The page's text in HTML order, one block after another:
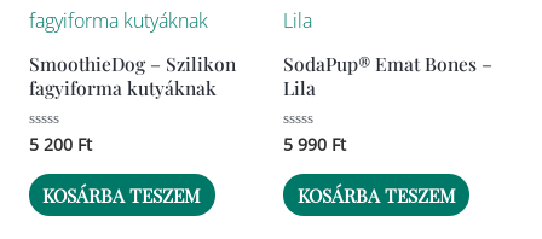
SmoothieDog – Szilikon
fagyiforma kutyáknak
Értékelés:
5
5 200 Ft
KOSÁRBA TESZEM
SodaPup® Emat Bones –
Lila
Értékelés:
5
5 990 Ft
KOSÁRBA TESZEM